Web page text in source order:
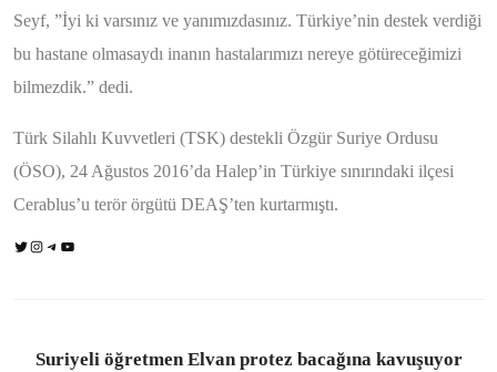
Seyf, ”İyi ki varsınız ve yanımızdasınız. Türkiye’nin destek verdiği
bu hastane olmasaydı inanın hastalarımızı nereye götüreceğimizi
bilmezdik.” dedi.
Türk Silahlı Kuvvetleri (TSK) destekli Özgür Suriye Ordusu
(ÖSO), 24 Ağustos 2016’da Halep’in Türkiye sınırındaki ilçesi
Cerablus’u terör örgütü DEAŞ’ten kurtarmıştı.
Suriyeli öğretmen Elvan protez bacağına kavuşuyor